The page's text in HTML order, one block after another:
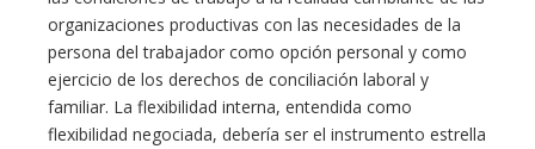
organizaciones productivas con las necesidades de la
persona del trabajador como opción personal y como
ejercicio de los derechos de conciliación laboral y
familiar. La flexibilidad interna, entendida como
flexibilidad negociada, debería ser el instrumento estrella